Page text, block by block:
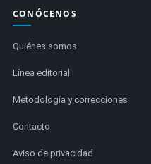
CONÓCENOS
Quiénes somos
Línea editorial
Metodología y correcciones
Contacto
Aviso de privacidad